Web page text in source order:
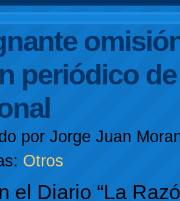
periódico
por Jorge Juan
Otros
el Diario “La